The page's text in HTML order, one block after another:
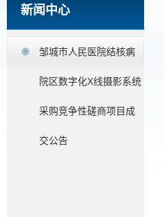
新闻中心
邹城市人民医院结核病
院区数字化X线摄影系统
采购竞争性磋商项目成
交公告